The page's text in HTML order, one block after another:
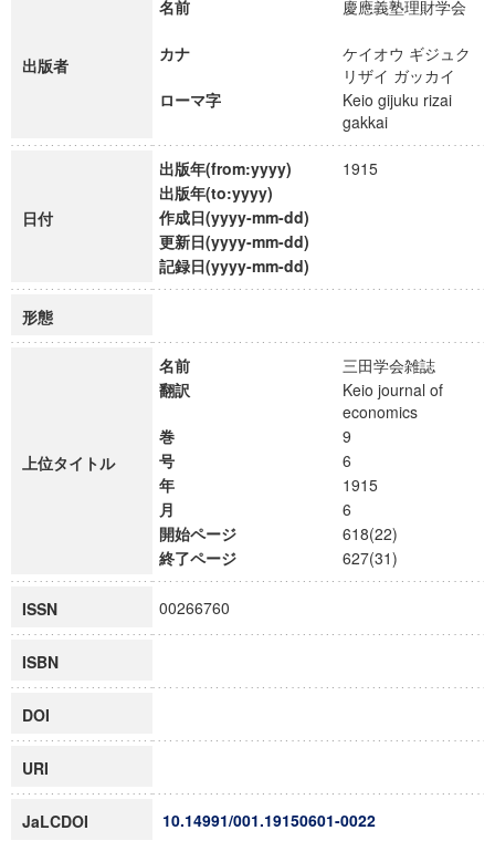
出版者
名前 慶應義塾理財学会
カナ
ケイオウ ギジュク
リザイ ガッカイ
ローマ字
Keio gijuku rizai
gakkai
日付
出版年(from:yyyy)
1915
出版年(to:yyyy)
作成日(yyyy-mm-dd)
更新日(yyyy-mm-dd)
記録日(yyyy-mm-dd)
形態
上位タイトル
名前
三田学会雑誌
翻訳
Keio journal of
economics
巻
9
号
6
年
1915
月
6
開始ページ
618(22)
終了ページ
627(31)
ISSN 00266760
ISBN
DOI
URI
JaLCDOI 10.14991/001.19150601-0022